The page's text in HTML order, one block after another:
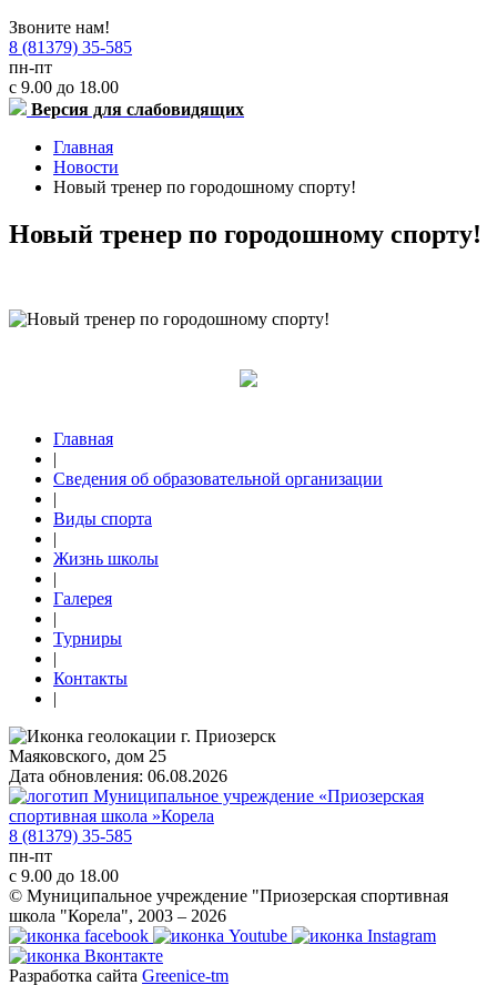
Звоните нам!
8 (81379) 35-585
пн-пт
с 9.00 до 18.00
Версия для слабовидящих
Главная
Новости
Новый тренер по городошному спорту!
Новый тренер по городошному спорту!
Главная
|
Сведения об образовательной организации
|
Виды спорта
|
Жизнь школы
|
Галерея
|
Турниры
|
Контакты
|
г. Приозерск
Маяковского, дом 25
Дата обновления: 06.08.2026
8 (81379) 35-585
пн-пт
с 9.00 до 18.00
© Муниципальное учреждение "Приозерская спортивная
школа "Корела", 2003 – 2026
Разработка сайта Greenice-tm